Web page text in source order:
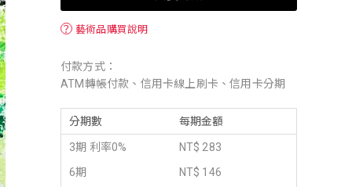
？ 藝術品購買說明
付款方式：
ATM轉帳付款、信用卡線上刷卡、信用卡分期
分期數 每期金額
3期 利率0%
NT$ 283
6期
NT$ 146